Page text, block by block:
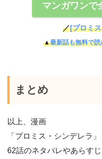
マンガワンで
／[プロミ
▲最新話も無料で
まとめ
以上、漫画
「プロミス・シンデレラ」
62話のネタバレやあらすじ